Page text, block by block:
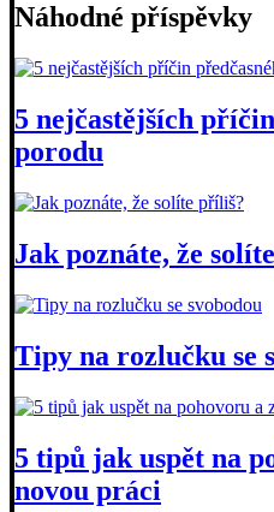
Náhodné příspěvky
5 nejčastějších
porodu
Jak poznáte, že
Tipy na rozlučku se
5 tipů jak uspět na
novou práci